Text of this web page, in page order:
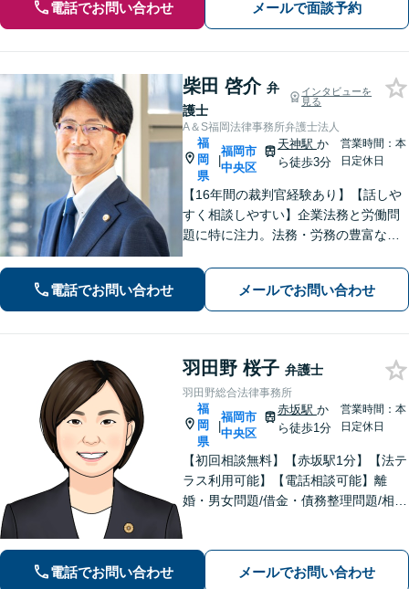
電話でお問い合わせ メールで面談予約
柴田 啓介 弁
護士
インタビューを
見る
A＆S福岡法律事務所弁護士法人
福
岡
県
|
福岡市
中央区
天神駅 か
ら徒歩3分
営業時間：本
日定休日
【16年間の裁判官経験あり】【話しや
すく相談しやすい】企業法務と労働問
題に特に注力。法務・労務の豊富な知
に努めクライアントの皆さまのビジネ
スをサポートします。【九州・西日本
エリア対応】
電話でお問い合わせ メールでお問い合わせ
羽田野 桜子 弁護士
羽田野総合法律事務所
福
岡
県
|
福岡市
中央区
赤坂駅 か
ら徒歩1分
営業時間：本
日定休日
【初回相談無料】【赤坂駅1分】【法テ
ラス利用可能】【電話相談可能】離
婚・男女問題/借金・債務整理問題/相
視点を活かしつつ、依頼者様にとって
ベストな解決を目指します。
電話でお問い合わせ メールでお問い合わせ